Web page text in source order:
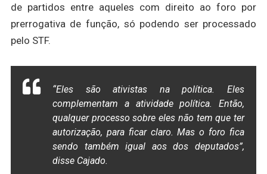
de partidos entre aqueles com direito ao foro por
prerrogativa de função, só podendo ser processado
pelo STF.
“Eles são ativistas na política. Eles
complementam a atividade política. Então,
qualquer processo sobre eles não tem que ter
autorização, para ficar claro. Mas o foro fica
sendo também igual aos dos deputados”,
disse Cajado.